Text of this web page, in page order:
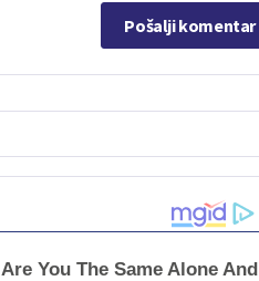
Pošalji komentar
Are You The Same Alone And